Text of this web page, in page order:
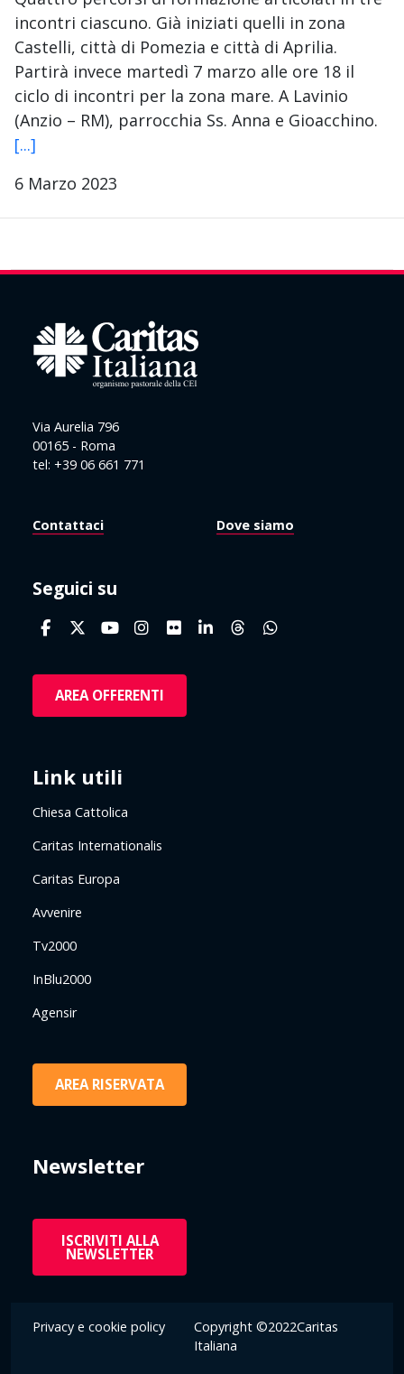
incontri ciascuno. Già iniziati quelli in zona
Castelli, città di Pomezia e città di Aprilia.
Partirà invece martedì 7 marzo alle ore 18 il
ciclo di incontri per la zona mare. A Lavinio
(Anzio – RM), parrocchia Ss. Anna e Gioacchino.
[...]
6 Marzo 2023
Via Aurelia 796
00165 - Roma
tel: +39 06 661 771
Contattaci Dove siamo
Seguici su
AREA OFFERENTI
Link utili
Chiesa Cattolica
Caritas Internationalis
Caritas Europa
Avvenire
Tv2000
InBlu2000
Agensir
AREA RISERVATA
Newsletter
ISCRIVITI ALLA
NEWSLETTER
Privacy e cookie policy
Copyright ©2022Caritas
Italiana